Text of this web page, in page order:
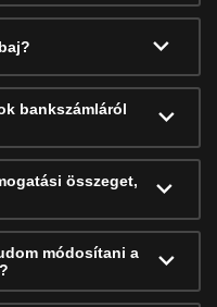
bankszámláról
összeget,
módosítani a